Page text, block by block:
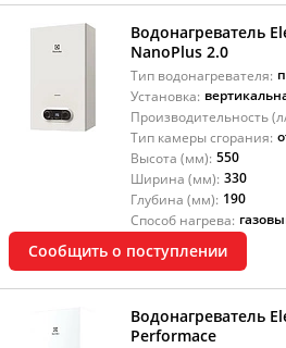
Водонагреватель
NanoPlus 2.0
Тип водонагревателя:
Установка:
Производительность
Тип камеры сгорания:
Высота (мм): 550
Ширина (мм): 330
Глубина (мм): 190
Способ нагрева:
Сообщить о поступлении
Водонагреватель
Performace